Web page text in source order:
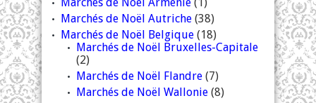
Marchés de Noël Autriche (38)
Marchés de Noël Belgique (18)
Marchés de Noël Bruxelles-Capitale
(2)
Marchés de Noël Flandre (7)
Marchés de Noël Wallonie (8)